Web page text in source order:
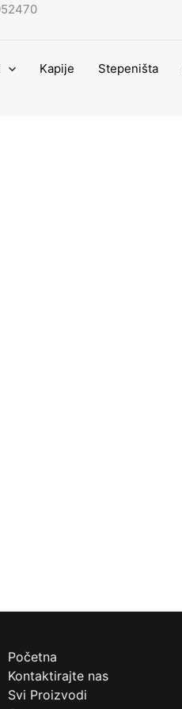
Kapije Stepeništa
Početna
Kontaktirajte nas
Svi Proizvodi